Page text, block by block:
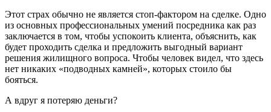
Этот страх обычно не является стоп-фактором на сделке. Одно
из основных профессиональных умений посредника как раз
заключается в том, чтобы успокоить клиента, объяснить, как
будет проходить сделка и предложить выгодный вариант
решения жилищного вопроса. Чтобы человек видел, что здесь
нет никаких «подводных камней», которых стоило бы
бояться.
А вдруг я потеряю деньги?